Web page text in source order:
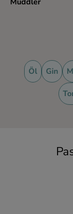
Muddler
Öl Gin